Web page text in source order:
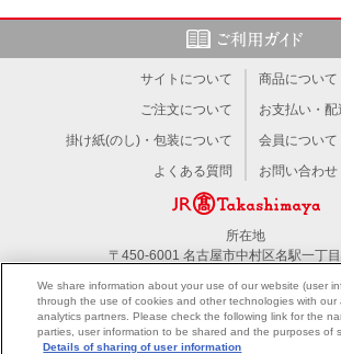
サイトについて
商品について
ご注文について
お支払い・
掛け紙(のし)・包装について
会員について
よくある質問
お問い合わせ
所在地
〒450-6001 名古屋市中村区名駅一丁
PC版を見る
We share information about your use of our website (user
through the use of cookies and other technologies with our
analytics partners. Please check the following link for the
parties, user information to be shared and the purposes of
Details of sharing of user information